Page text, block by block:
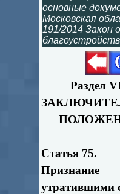
основные
Московская
191/2014 Закон о
Раздел
Статья 75.
Признание
утратившими